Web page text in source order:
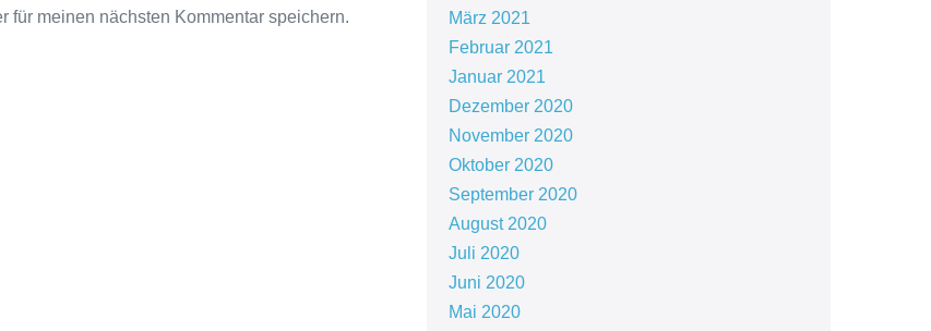
für meinen nächsten Kommentar speichern.
März 2021
Februar 2021
Januar 2021
Dezember 2020
November 2020
Oktober 2020
September 2020
August 2020
Juli 2020
Juni 2020
Mai 2020